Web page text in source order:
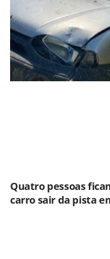
Quatro pessoas
carro sair da pista